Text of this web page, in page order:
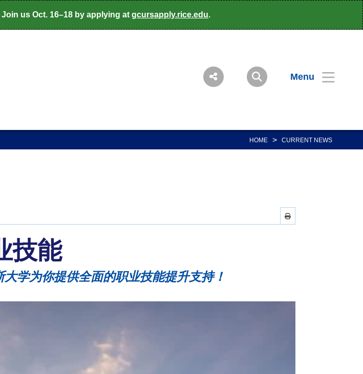
us Oct. 16–18 by applying at gcursapply.rice.edu.
Menu
HOME > CURRENT NEWS
技能
学为你提供全面的职业技能提升支持！